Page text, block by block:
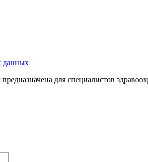
данных
для специалистов